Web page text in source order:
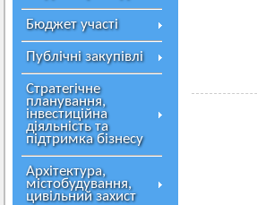
Бюджет участі
Публічні закупівлі
Стратегічне
планування,
інвестиційна
діяльність та
підтримка бізнесу
Архітектура,
містобудування,
цивільний захист